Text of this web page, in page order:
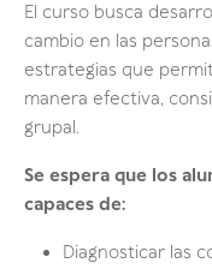
El curso busca
cambio en las
estrategias que
manera efectiva,
grupal.
Se espera que los
capaces de:
Diagnosticar las